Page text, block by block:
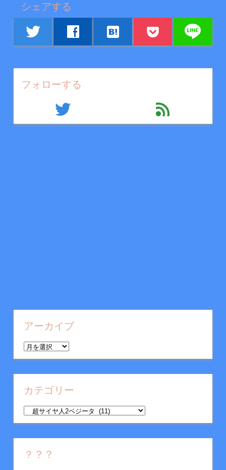
シェアする
twitter facebook hatenabookmark line
フォローする
twitter feed
アーカイブ
ア
ー
カ
イ
カテゴリー
テ
ゴ
リ
？？？